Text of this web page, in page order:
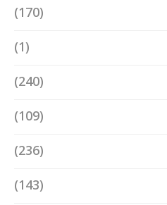
(170)
(1)
(240)
(109)
(236)
(143)